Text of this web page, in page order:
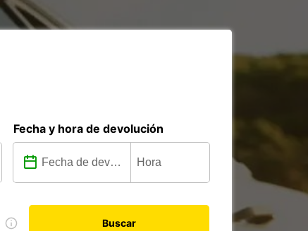
Fecha y hora de devolución
Buscar